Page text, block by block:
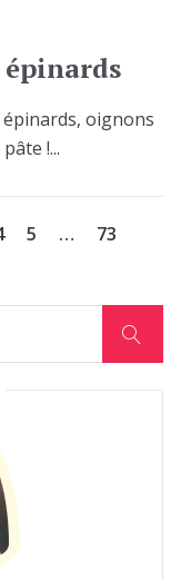
épinards
oignons
!...
5 …
73